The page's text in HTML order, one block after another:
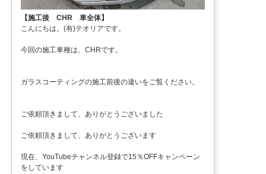
【施工後 CHR 車全体】
こんにちは。(有)テオリアです。
今回の施工車種は、CHRです。
ガラスコーティングの施工前後の違いをご覧ください。
ご依頼頂きまして、ありがとうございました
ご依頼頂きまして、ありがとうございます
現在、YouTubeチャンネル登録で15％OFFキャンペーン
をしています